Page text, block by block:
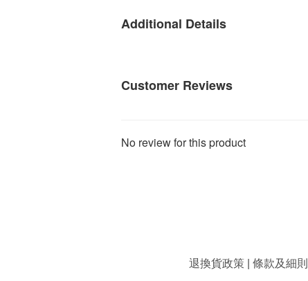
Additional Details
Customer Reviews
No review for this product
退換貨政策 | 條款及細則